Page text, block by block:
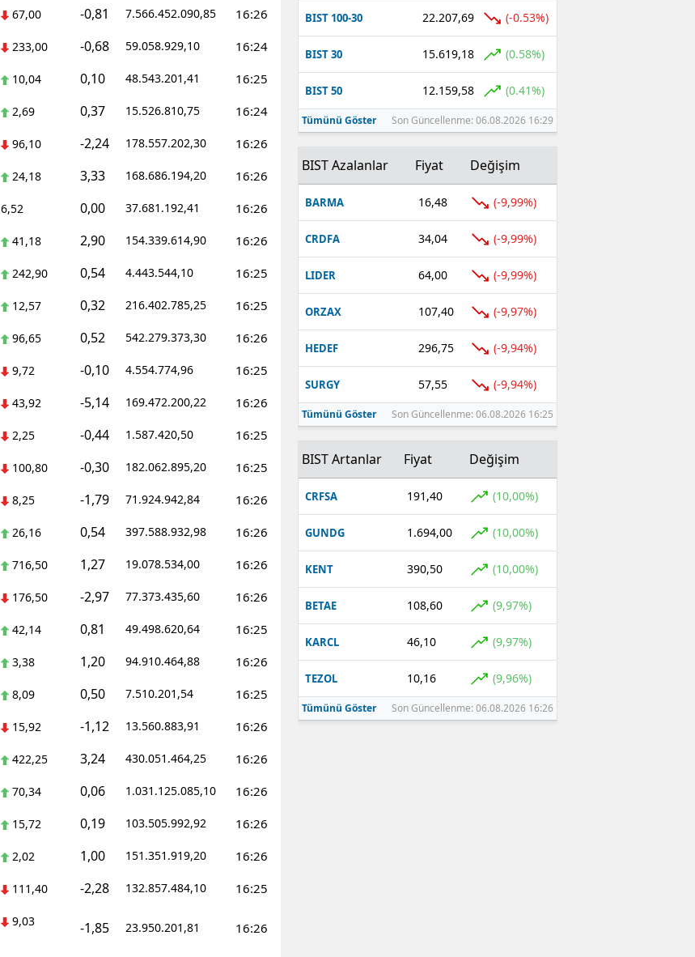
Kars
Kastamonu
Kayseri
Kırklareli
Kırşehir
Kocaeli
Konya
Kütahya
Malatya
Manisa
Kahramanmaraş
Mardin
Muğla
Muş
Nevşehir
Niğde
Ordu
Rize
Sakarya
67,00 -0,81 7.566.452.090,85 16:26
233,00 -0,68 59.058.929,10 16:24
10,04 0,10 48.543.201,41 16:25
2,69 0,37 15.526.810,75 16:24
96,10 -2,24 178.557.202,30 16:26
24,18 3,33 168.686.194,20 16:26
6,52 0,00 37.681.192,41 16:26
41,18 2,90 154.339.614,90 16:26
242,90 0,54 4.443.544,10 16:25
12,57 0,32 216.402.785,25 16:25
96,65 0,52 542.279.373,30 16:26
9,72 -0,10 4.554.774,96 16:25
43,92 -5,14 169.472.200,22 16:26
2,25 -0,44 1.587.420,50 16:25
100,80 -0,30 182.062.895,20 16:25
8,25 -1,79 71.924.942,84 16:26
26,16 0,54 397.588.932,98 16:26
716,50 1,27 19.078.534,00 16:26
176,50 -2,97 77.373.435,60 16:26
42,14 0,81 49.498.620,64 16:25
3,38 1,20 94.910.464,88 16:26
8,09 0,50 7.510.201,54 16:25
15,92 -1,12 13.560.883,91 16:26
422,25 3,24 430.051.464,25 16:26
70,34 0,06 1.031.125.085,10 16:26
15,72 0,19 103.505.992,92 16:26
2,02 1,00 151.351.919,20 16:26
111,40 -2,28 132.857.484,10 16:25
9,03 -1,85 23.950.201,81 16:26
BIST 100-30 22.207,69 (-0.53%)
BIST 30 15.619,18 (0.58%)
BIST 50 12.159,58 (0.41%)
Tümünü Göster Son Güncellenme: 06.08.2026 16:29
BIST Azalanlar Fiyat Değişim
BARMA 16,48 (-9,99%)
CRDFA 34,04 (-9,99%)
LIDER 64,00 (-9,99%)
ORZAX 107,40 (-9,97%)
HEDEF 296,75 (-9,94%)
SURGY 57,55 (-9,94%)
Tümünü Göster Son Güncellenme: 06.08.2026 16:25
BIST Artanlar Fiyat Değişim
CRFSA 191,40 (10,00%)
GUNDG 1.694,00 (10,00%)
KENT 390,50 (10,00%)
BETAE 108,60 (9,97%)
KARCL 46,10 (9,97%)
TEZOL 10,16 (9,96%)
Tümünü Göster Son Güncellenme: 06.08.2026 16:26